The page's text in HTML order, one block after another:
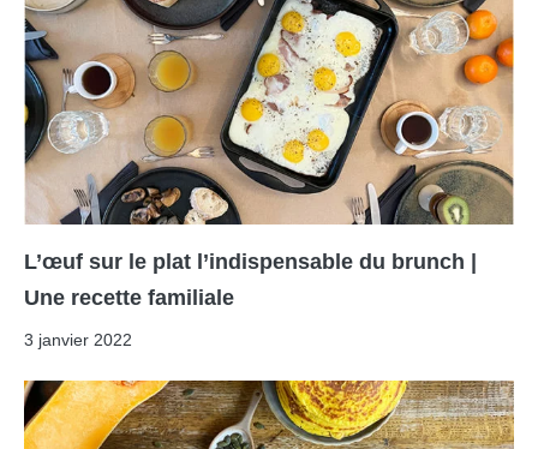
L’œuf sur le plat l’indispensable du brunch |
Une recette familiale
3 janvier 2022